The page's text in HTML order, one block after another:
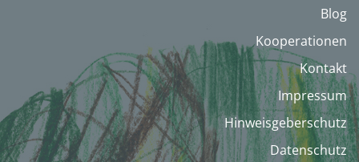
Blog
Kooperationen
Kontakt
Impressum
Hinweisgeberschutz
Datenschutz